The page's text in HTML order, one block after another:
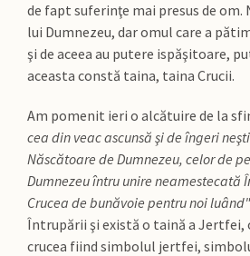
de fapt suferinţe mai presus de om.
lui Dumnezeu, dar omul care a
şi de aceea au putere ispăşitoare,
aceasta constă taina, taina Crucii.
Am pomenit ieri o alcătuire de la
cea din veac ascunsă şi de îngeri
Născătoare de Dumnezeu, celor de
Dumnezeu întru unire neamestecată
Crucea de bunăvoie pentru noi luând"
Întrupării şi există o taină a Jertfei,
crucea fiind simbolul jertfei,